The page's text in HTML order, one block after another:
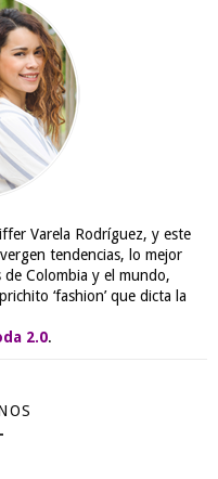
Varela Rodríguez, y este
tendencias, lo mejor
de Colombia y el mundo,
‘fashion’ que dicta la
2.0.